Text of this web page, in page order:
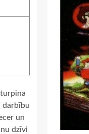
darbību
un
dzīvi